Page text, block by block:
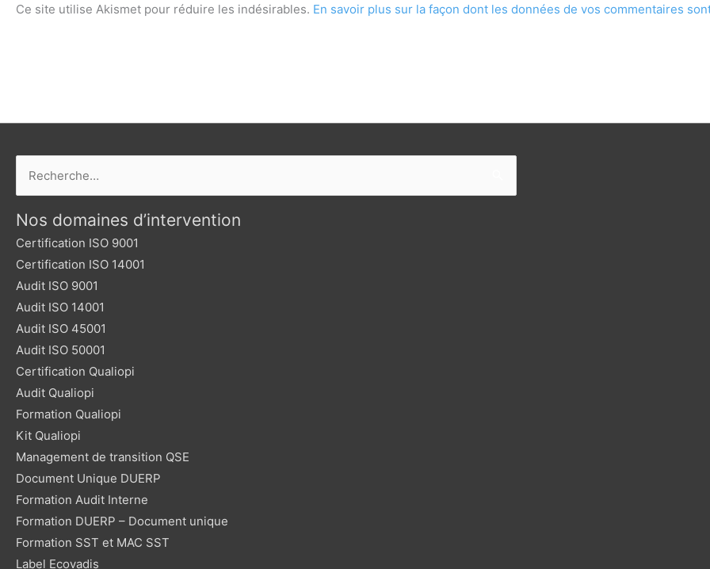
Ce site utilise Akismet pour réduire les indésirables. En savoir plus sur la façon dont les données de vos commentaires
Nos domaines d’intervention
Certification ISO 9001
Certification ISO 14001
Audit ISO 9001
Audit ISO 14001
Audit ISO 45001
Audit ISO 50001
Certification Qualiopi
Audit Qualiopi
Formation Qualiopi
Kit Qualiopi
Management de transition QSE
Document Unique DUERP
Formation Audit Interne
Formation DUERP – Document unique
Formation SST et MAC SST
Label Ecovadis